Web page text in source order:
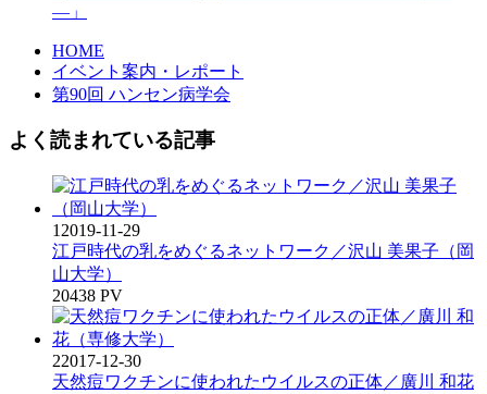
―」
HOME
イベント案内・レポート
第90回 ハンセン病学会
よく読まれている記事
1 2019-11-29
江戸時代の乳をめぐるネットワーク／沢山 美果子（岡
山大学）
20438 PV
22017-12-30
天然痘ワクチンに使われたウイルスの正体／廣川 和花